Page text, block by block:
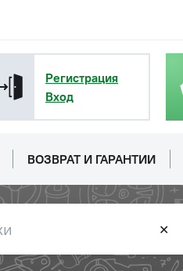
Регистрация
Вход
ВОЗВРАТ И ГАРАНТИИ
✕